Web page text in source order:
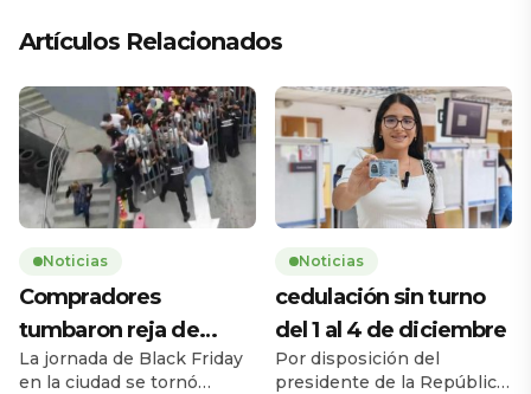
Artículos Relacionados
Noticias
Compradores
tumbaron reja de
supermercado
La jornada de Black Friday
en la ciudad se tornó
Noticias
cedulación sin turno
del 1 al 4 de diciembre
Por disposición del
presidente de la República,